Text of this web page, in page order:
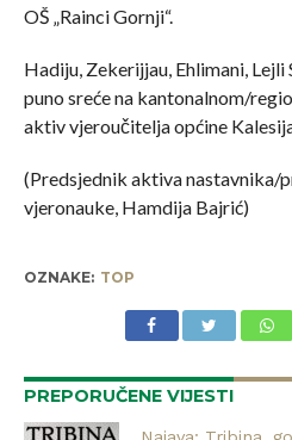
OŠ „Rainci Gornji“.
Hadiju, Zekerijjau, Ehlimani, Lejli
puno sreće na kantonalnom/
aktiv vjeroučitelja općine
(Predsjednik aktiva nastavnika/
vjeronauke, Hamdija Bajrić)
OZNAKE: TOP
PREPORUČENE VIJESTI